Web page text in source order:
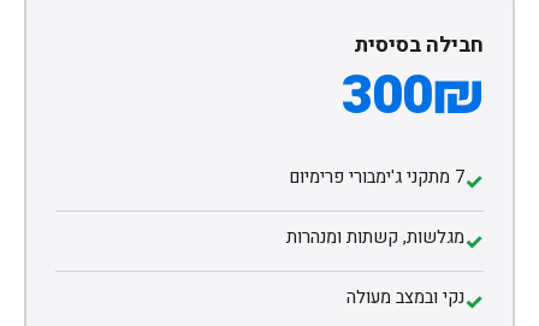
חבילה בסיסית
300₪
✓7 מתקני ג'ימבורי פרימיום
✓מגלשות, קשתות ומנהרות
✓נקי ובמצב מעולה